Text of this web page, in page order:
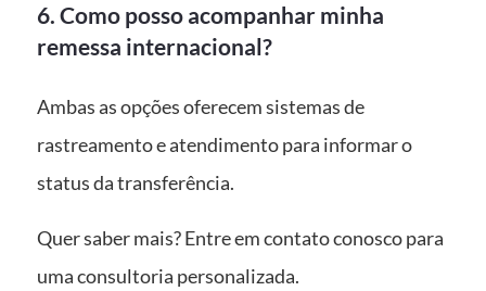
6. Como posso acompanhar minha
remessa internacional?
Ambas as opções oferecem sistemas de
rastreamento e atendimento para informar o
status da transferência.
Quer saber mais? Entre em contato conosco para
uma consultoria personalizada.